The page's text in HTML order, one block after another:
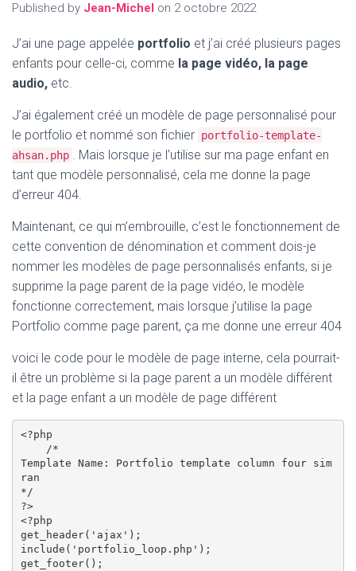
Published by Jean-Michel on 2 octobre 2022
J’ai une page appelée portfolio et j’ai créé plusieurs pages
enfants pour celle-ci, comme la page vidéo, la page
audio, etc.
J’ai également créé un modèle de page personnalisé pour
le portfolio et nommé son fichier portfolio-template-
ahsan.php . Mais lorsque je l’utilise sur ma page enfant en
tant que modèle personnalisé, cela me donne la page
d’erreur 404.
Maintenant, ce qui m’embrouille, c’est le fonctionnement de
cette convention de dénomination et comment dois-je
nommer les modèles de page personnalisés enfants, si je
supprime la page parent de la page vidéo, le modèle
fonctionne correctement, mais lorsque j’utilise la page
Portfolio comme page parent, ça me donne une erreur 404
voici le code pour le modèle de page interne, cela pourrait-
il être un problème si la page parent a un modèle différent
et la page enfant a un modèle de page différent
<?php
Template Name: Portfolio template column four sim
ran
*/
?>
<?php
get_header('ajax');
include('portfolio_loop.php');
get_footer();